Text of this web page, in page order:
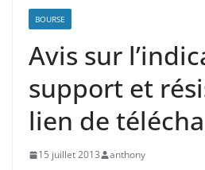
BOURSE
Avis sur
support et
lien de
15 juillet 2013 anthony